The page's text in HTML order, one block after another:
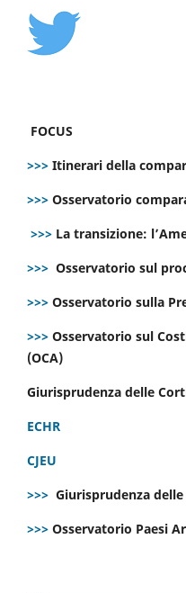
FOCUS
>>> Itinerari della
>>> Osservatorio
>>> La transizione:
>>> Osservatorio sul
>>> Osservatorio sulla
>>> Osservatorio sul
(OCA)
Giurisprudenza delle
ECHR
CJEU
>>> Giurisprudenza
>>> Osservatorio Paesi